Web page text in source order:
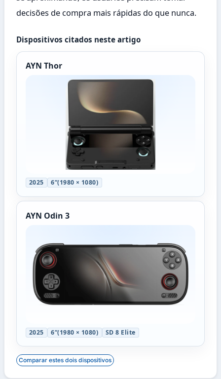
decisões de compra mais rápidas do que nunca.
Dispositivos citados neste artigo
AYN Thor
2025 6”(1980 × 1080)
AYN Odin 3
2025 6”(1980 × 1080) SD 8 Elite
Comparar estes dois dispositivos